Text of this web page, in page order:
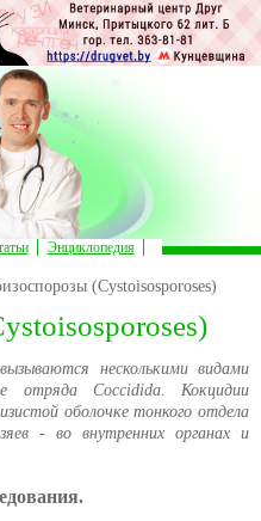
(Cystoisosporoses)
несколькими видами
отряда Coccidida. Кокцидии
оболочке тонкого отдела
- во внутренних органах и
Энциклопедия